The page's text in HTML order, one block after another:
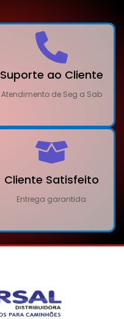
Suporte ao Cliente
Atendimento de Seg a Sab
Cliente Satisfeito
Entrega garantida